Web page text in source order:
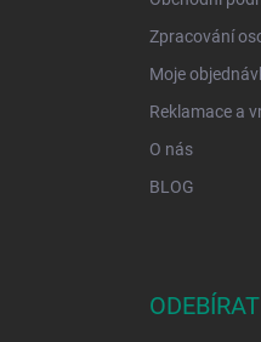
Zpracování
Moje
Reklamace a
O nás
BLOG